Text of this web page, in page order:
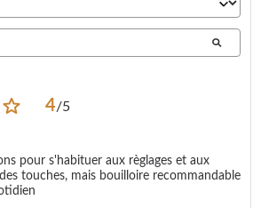
4/5
pour s'habituer aux règlages et aux
touches, mais bouilloire recommandable